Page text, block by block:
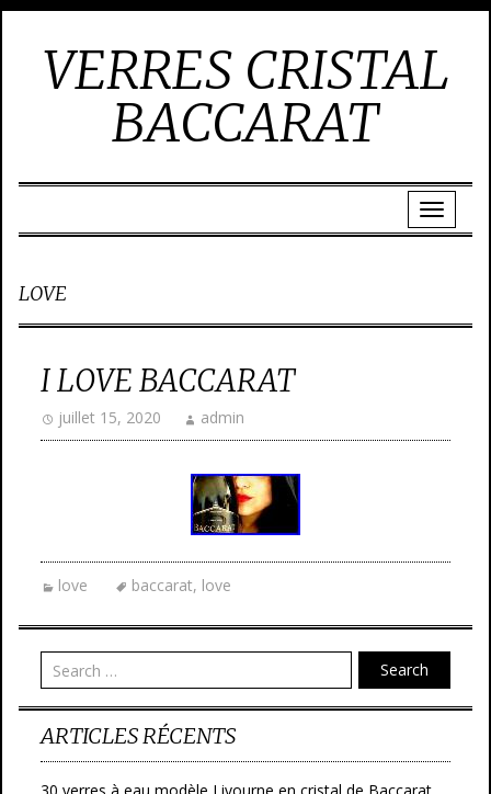
VERRES CRISTAL
BACCARAT
LOVE
I LOVE BACCARAT
juillet 15, 2020 admin
love baccarat, love
Search
ARTICLES RÉCENTS